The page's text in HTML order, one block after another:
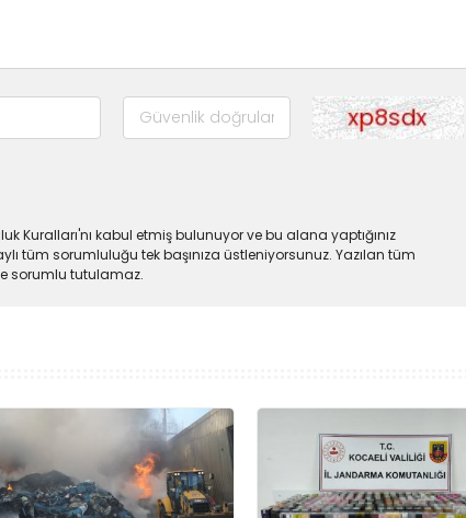
Kuralları'nı kabul etmiş bulunuyor ve bu alana yaptığınız
tüm sorumluluğu tek başınıza üstleniyorsunuz. Yazılan tüm
sorumlu tutulamaz.